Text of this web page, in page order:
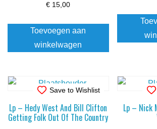
€ 15,00
Toevoegen aan
winkelwagen
Save to Wishlist
Lp – Hedy West And Bill Clifton
Getting Folk Out Of The Country
Lp – Nick